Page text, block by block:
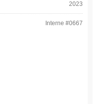
2023
Interne #0667